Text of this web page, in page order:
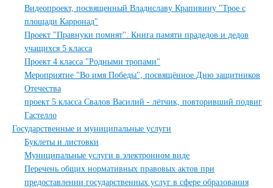
Видеопроект, посвященный Владиславу Крапивину "Трое с
площади Карронад"
Проект "Правнуки помнят''. Книга памяти прадедов и дедов
учащихся 5 класса
Проект 4 класса "Родными тропами"
Мероприятие "Во имя Победы", посвящённое Дню защитников
Отечества
проект 5 класса Свалов Василий - лётчик, повторивший подвиг
Гастелло
Государственные и муниципальные услуги
Буклеты и листовки
Муниципальные услуги в электронном виде
Перечень общих нормативных правовых актов при
предоставлении государственных услуг в сфере образования